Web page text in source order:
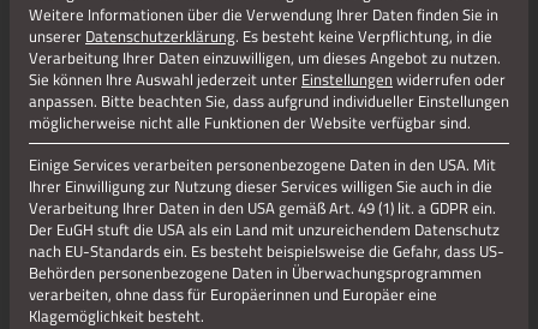
Burg von oben_Birgit Engelen
Jetzt teilen
Jetzt teilen
Datenschutz
Weitere Informationen über die Verwendung Ihrer Daten finden Sie in
unserer Datenschutzerklärung. Es besteht keine Verpflichtung, in die
Verarbeitung Ihrer Daten einzuwilligen, um dieses Angebot zu nutzen.
Sie können Ihre Auswahl jederzeit unter Einstellungen widerrufen oder
anpassen. Bitte beachten Sie, dass aufgrund individueller Einstellungen
möglicherweise nicht alle Funktionen der Website verfügbar sind.
Einige Services verarbeiten personenbezogene Daten in den USA. Mit
Ihrer Einwilligung zur Nutzung dieser Services willigen Sie auch in die
Verarbeitung Ihrer Daten in den USA gemäß Art. 49 (1) lit. a GDPR ein.
Der EuGH stuft die USA als ein Land mit unzureichendem Datenschutz
nach EU-Standards ein. Es besteht beispielsweise die Gefahr, dass US-
Behörden personenbezogene Daten in Überwachungsprogrammen
verarbeiten, ohne dass für Europäerinnen und Europäer eine
Klagemöglichkeit besteht.